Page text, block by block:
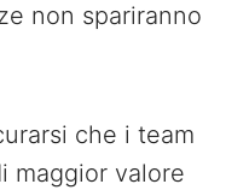
non spariranno
che i team
maggior valore